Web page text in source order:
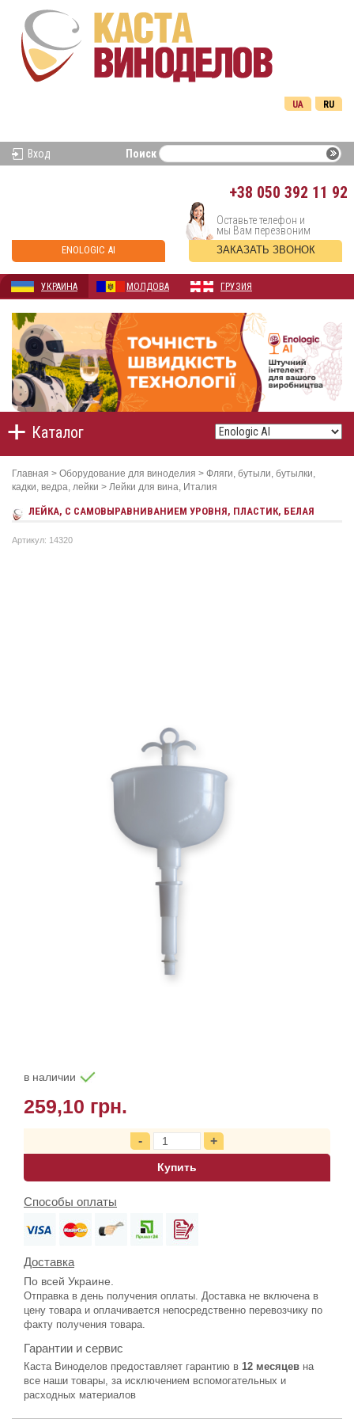
RU
UA
Вход Поиск
+38 050 392 11 92
ENOLOGIC AI
Оставьте телефон и
мы Вам перезвоним
ЗАКАЗАТЬ ЗВОНОК
УКРАИНА МОЛДОВА ГРУЗИЯ
Каталог
Главная > Оборудование для виноделия > Фляги, бутыли, бутылки,
кадки, ведра, лейки > Лейки для вина, Италия
ЛЕЙКА, С САМОВЫРАВНИВАНИЕМ УРОВНЯ, ПЛАСТИК, БЕЛАЯ
Артикул: 14320
в наличии
259,10 грн.
Купить
Способы оплаты
Доставка
По всей Украине.
Отправка в день получения оплаты. Доставка не включена в
цену товара и оплачивается непосредственно перевозчику по
факту получения товара.
Гарантии и сервис
Каста Виноделов предоставляет гарантию в 12 месяцев на
все наши товары, за исключением вспомогательных и
расходных материалов